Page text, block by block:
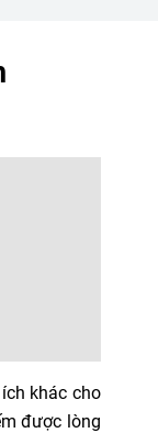
khác cho
được lòng